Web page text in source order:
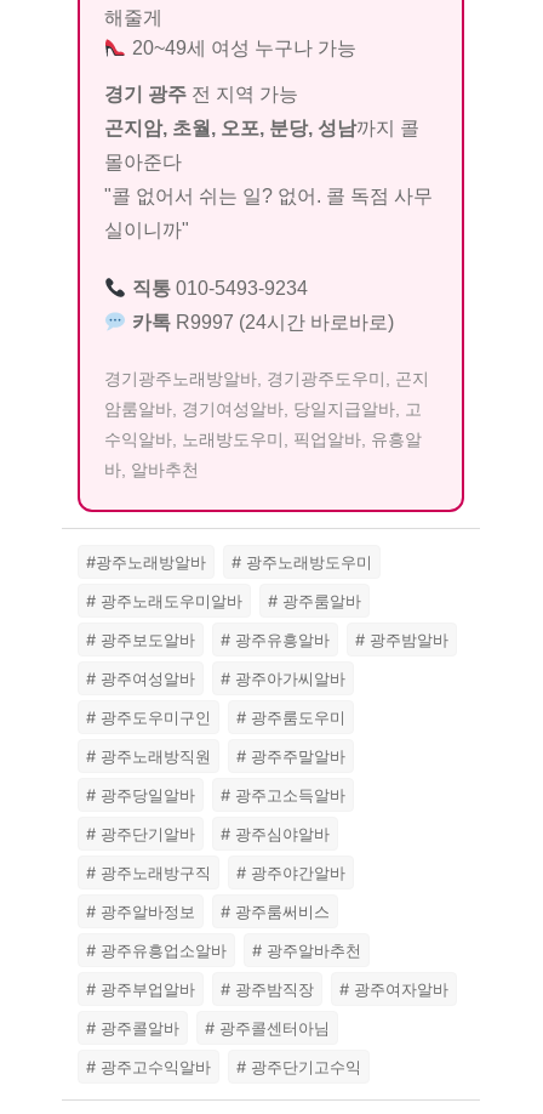
해줄게
20~49세 여성 누구나 가능
경기 광주 전 지역 가능
곤지암, 초월, 오포, 분당, 성남까지 콜
몰아준다
"콜 없어서 쉬는 일? 없어. 콜 독점 사무
실이니까"
직통010-5493-9234
카톡R9997 (24시간 바로바로)
경기광주노래방알바, 경기광주도우미, 곤지
암룸알바, 경기여성알바, 당일지급알바, 고
수익알바, 노래방도우미, 픽업알바, 유흥알
바, 알바추천
#광주노래방알바
# 광주노래방도우미
# 광주노래도우미알바
# 광주룸알바
# 광주보도알바
# 광주유흥알바
# 광주밤알바
# 광주여성알바
# 광주아가씨알바
# 광주도우미구인
# 광주룸도우미
# 광주노래방직원
# 광주주말알바
# 광주당일알바
# 광주고소득알바
# 광주단기알바
# 광주심야알바
# 광주노래방구직
# 광주야간알바
# 광주알바정보
# 광주룸써비스
# 광주유흥업소알바
# 광주알바추천
# 광주부업알바
# 광주밤직장
# 광주여자알바
# 광주콜알바
# 광주콜센터아님
# 광주고수익알바
# 광주단기고수익